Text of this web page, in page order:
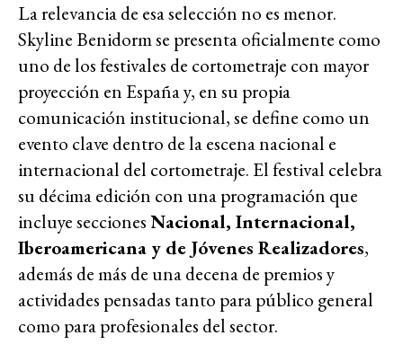
La relevancia de esa selección no es menor.
Skyline Benidorm se presenta oficialmente como
uno de los festivales de cortometraje con mayor
proyección en España y, en su propia
comunicación institucional, se define como un
evento clave dentro de la escena nacional e
internacional del cortometraje. El festival celebra
su décima edición con una programación que
incluye seccionesNacional, Internacional,
Iberoamericana y de Jóvenes Realizadores,
además de más de una decena de premios y
actividades pensadas tanto para público general
como para profesionales del sector.